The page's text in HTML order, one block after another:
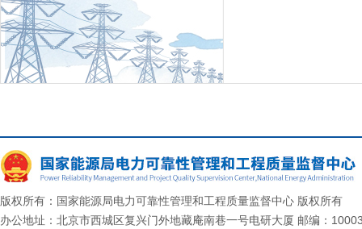
版权所有：国家能源局电力可靠性管理和工程质量监督中心 版权所有
办公地址：北京市西城区复兴门外地藏庵南巷一号电研大厦 邮编：